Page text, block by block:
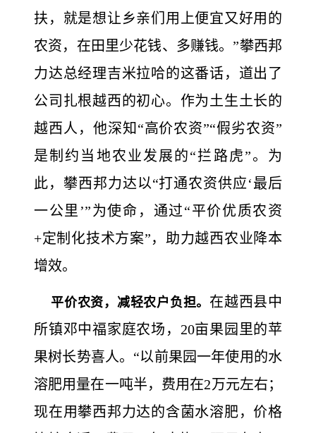
扶，就是想让乡亲们用上便宜又好用的
农资，在田里少花钱、多赚钱。”攀西邦
力达总经理吉米拉哈的这番话，道出了
公司扎根越西的初心。作为土生土长的
越西人，他深知“高价农资”“假劣农资”
是制约当地农业发展的“拦路虎”。为
此，攀西邦力达以“打通农资供应‘最后
一公里’”为使命，通过“平价优质农资
+定制化技术方案”，助力越西农业降本
增效。
平价农资，减轻农户负担。 在越西县中
所镇邓中福家庭农场，20亩果园里的苹
果树长势喜人。“以前果园一年使用的水
溶肥用量在一吨半，费用在2万元左右；
现在用攀西邦力达的含菌水溶肥，价格